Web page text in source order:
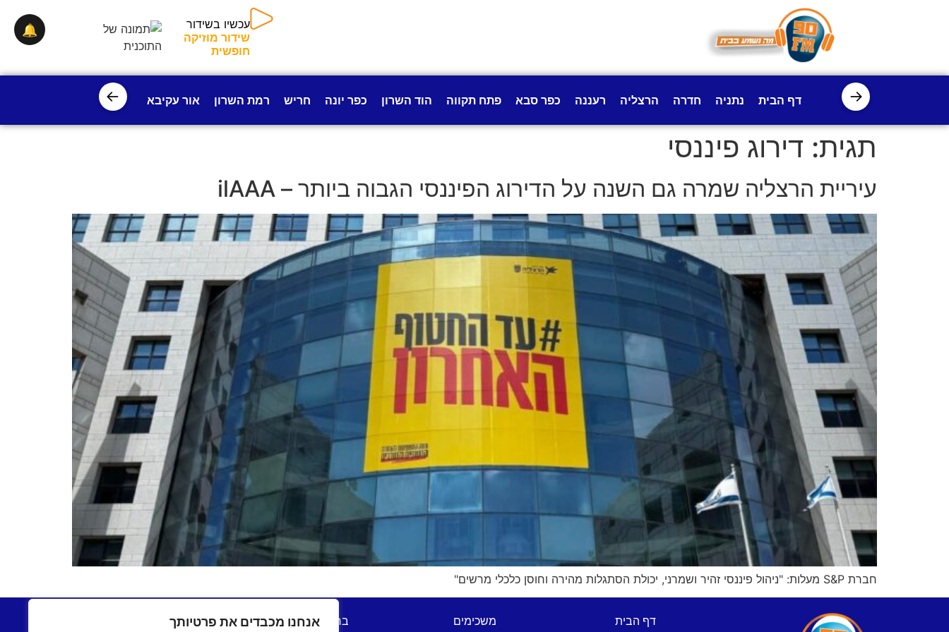
אנחנו מכבדים את פרטיותך
עכשיו בשידור
שידור מוזיקה
חופשית
→ דף הבית נתניה חדרה הרצליה רעננה כפר סבא פתח תקווה הוד השרון כפר יונה חריש רמת השרון אור עקיבא פרדס חנה
←
תגית: דירוג פיננסי
עיריית הרצליה שמרה גם השנה על הדירוג הפיננסי הגבוה ביותר – ilAAA
חברת S&P מעלות: "ניהול פיננסי זהיר ושמרני, יכולת הסתגלות מהירה וחוסן כלכלי מרשים"
דף הבית
משכימים
ברהנו בתשעים
יצירת קשר
🔔